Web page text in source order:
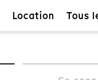
Location Tous